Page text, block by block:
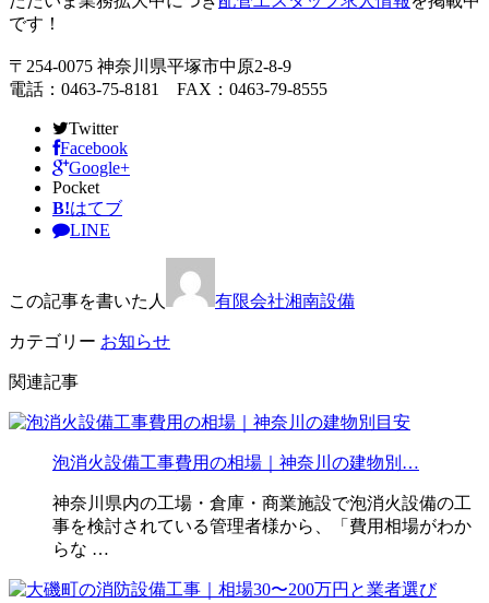
です！
〒254-0075 神奈川県平塚市中原2-8-9
電話：0463-75-8181 FAX：0463-79-8555
Twitter
Facebook
Google+
Pocket
B!はてブ
LINE
この記事を書いた人 有限会社湘南設備
カテゴリー お知らせ
関連記事
泡消火設備工事費用の相場｜神奈川の建物別…
神奈川県内の工場・倉庫・商業施設で泡消火設備の工
事を検討されている管理者様から、「費用相場がわか
らな …